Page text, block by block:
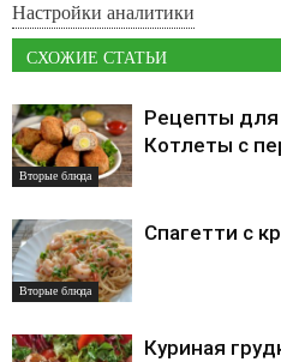
Настройки аналитики
СХОЖИЕ СТАТЬИ
Вторые блюда
Рецепты для
Котлеты с
Вторые блюда
Спагетти с
Куриная